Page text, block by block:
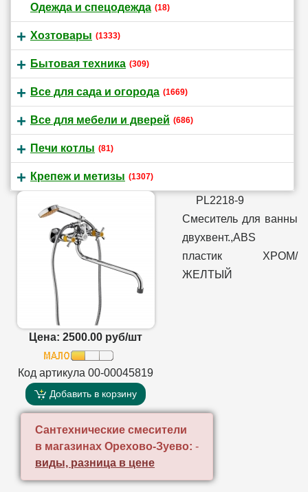
Одежда и спецодежда (18)
Хозтовары (1333)
Бытовая техника (309)
Все для сада и огорода (1669)
Все для мебели и дверей (686)
Печи котлы (81)
Крепеж и метизы (1307)
Цена: 2500.00 руб/шт
Код артикула 00-00045819
Добавить в корзину
PL2218-9
Смеситель для ванны
двухвент.,ABS
пластик ХРОМ/
ЖЕЛТЫЙ
Сантехнические смесители
в магазинах Орехово-Зуево: -
виды, разница в цене